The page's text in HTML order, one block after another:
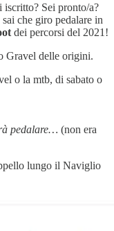
Sei pronto/a?
che giro pedalare in
dei percorsi del 2021!
Gravel delle origini.
o la mtb, di sabato o
pedalare… (non era
lungo il Naviglio